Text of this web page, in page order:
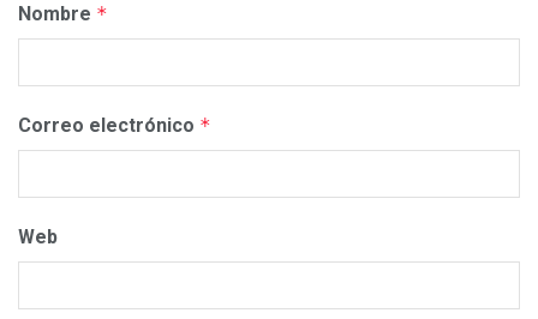
Nombre *
Correo electrónico *
Web